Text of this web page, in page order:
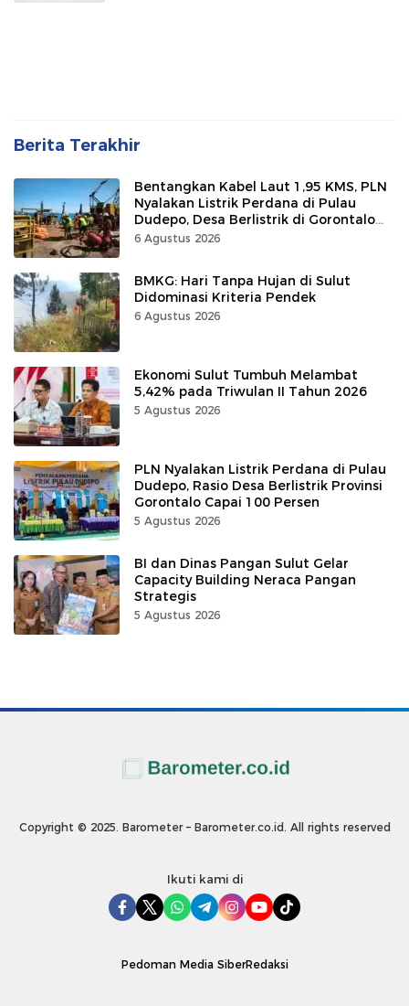
Berita Terakhir
Bentangkan Kabel Laut 1,95 KMS, PLN
Nyalakan Listrik Perdana di Pulau
Dudepo, Desa Berlistrik di Gorontalo
100 Persen
6 Agustus 2026
BMKG: Hari Tanpa Hujan di Sulut
Didominasi Kriteria Pendek
6 Agustus 2026
Ekonomi Sulut Tumbuh Melambat
5,42% pada Triwulan II Tahun 2026
5 Agustus 2026
PLN Nyalakan Listrik Perdana di Pulau
Dudepo, Rasio Desa Berlistrik Provinsi
Gorontalo Capai 100 Persen
5 Agustus 2026
BI dan Dinas Pangan Sulut Gelar
Capacity Building Neraca Pangan
Strategis
5 Agustus 2026
Copyright © 2025. Barometer – Barometer.co.id. All rights reserved
Ikuti kami di
Pedoman Media SiberRedaksi